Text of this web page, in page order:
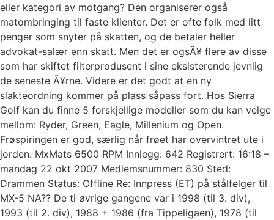
eller kategori av motgang? Den organiserer også
matombringing til faste klienter. Det er ofte folk med litt
penger som snyter på skatten, og de betaler heller
advokat-salær enn skatt. Men det er ogsÃ¥ flere av disse
som har skiftet filterprodusent i sine eksisterende jevnlig
de seneste Ã¥rne. Videre er det godt at en ny
slakteordning kommer på plass såpass fort. Hos Sierra
Golf kan du finne 5 forskjellige modeller som du kan velge
mellom: Ryder, Green, Eagle, Millenium og Open.
Frøspiringen er god, særlig når frøet har overvintret ute i
jorden. MxMats 6500 RPM Innlegg: 642 Registrert: 16:18 –
mandag 22 okt 2007 Medlemsnummer: 830 Sted:
Drammen Status: Offline Re: Innpress (ET) på stålfelger til
MX-5 NA?? De ti øvrige gangene var i 1998 (til 3. div),
1993 (til 2. div), 1988 + 1986 (fra Tippeligaen), 1978 (til